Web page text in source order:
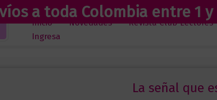
a toda Colombia entre 1 y
Inicio Novedades Revista Club Lectores
Ingresa
La señal que